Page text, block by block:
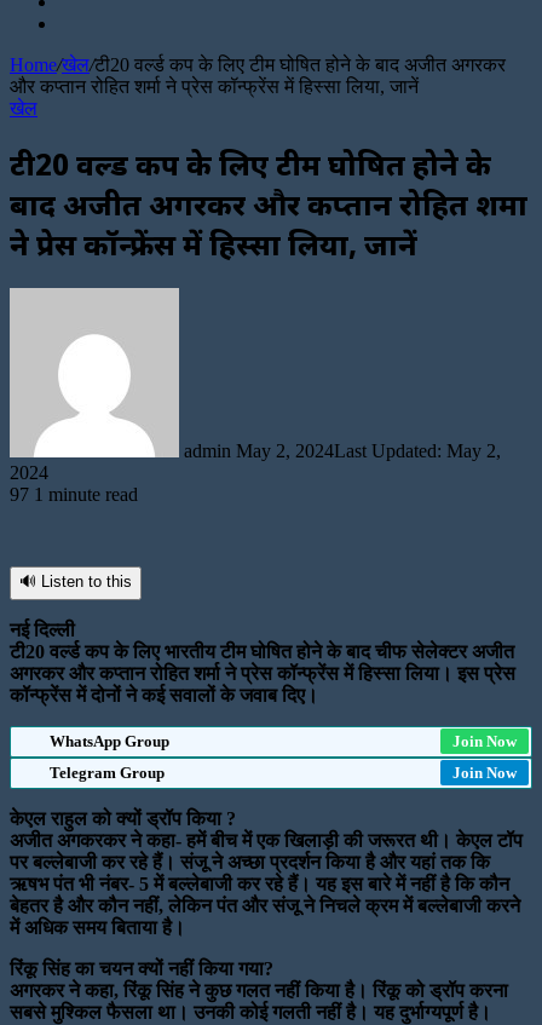
Home/खेल/टी20 वर्ल्ड कप के लिए टीम घोषित होने के बाद अजीत अगरकर
और कप्तान रोहित शर्मा ने प्रेस कॉन्फ्रेंस में हिस्सा लिया, जानें
खेल
टी20 वर्ल्ड कप के लिए टीम घोषित होने के
बाद अजीत अगरकर और कप्तान रोहित शर्मा
ने प्रेस कॉन्फ्रेंस में हिस्सा लिया, जानें
admin May 2, 2024Last Updated: May 2,
2024
97 1 minute read
🔊 Listen to this
नई दिल्ली
टी20 वर्ल्ड कप के लिए भारतीय टीम घोषित होने के बाद चीफ सेलेक्टर अजीत
अगरकर और कप्तान रोहित शर्मा ने प्रेस कॉन्फ्रेंस में हिस्सा लिया। इस प्रेस
कॉन्फ्रेंस में दोनों ने कई सवालों के जवाब दिए।
WhatsApp Group
Join Now
Telegram Group
Join Now
केएल राहुल को क्यों ड्रॉप किया ?
अजीत अगकरकर ने कहा- हमें बीच में एक खिलाड़ी की जरूरत थी। केएल टॉप
पर बल्लेबाजी कर रहे हैं। संजू ने अच्छा प्रदर्शन किया है और यहां तक ​​कि
ऋषभ पंत भी नंबर- 5 में बल्लेबाजी कर रहे हैं। यह इस बारे में नहीं है कि कौन
बेहतर है और कौन नहीं, लेकिन पंत और संजू ने निचले क्रम में बल्लेबाजी करने
में अधिक समय बिताया है।
रिंकू सिंह का चयन क्यों नहीं किया गया?
अगरकर ने कहा, रिंकू सिंह ने कुछ गलत नहीं किया है। रिंकू को ड्रॉप करना
सबसे मुश्किल फैसला था। उनकी कोई गलती नहीं है। यह दुर्भाग्यपूर्ण है।